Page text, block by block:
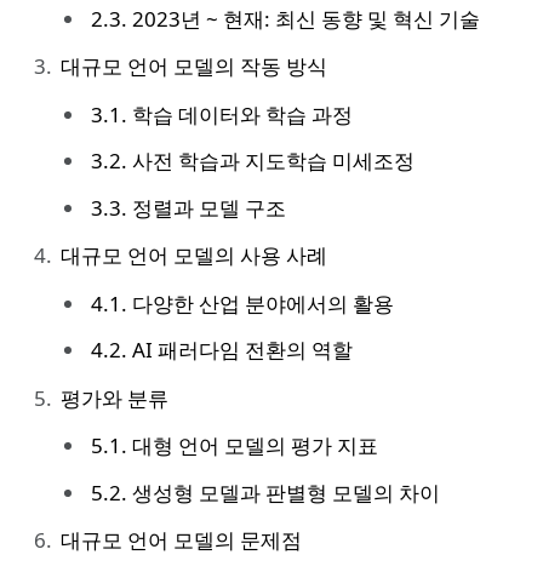
2.3. 2023년 ~ 현재: 최신 동향 및 혁신 기술
대규모 언어 모델의 작동 방식
3.1. 학습 데이터와 학습 과정
3.2. 사전 학습과 지도학습 미세조정
3.3. 정렬과 모델 구조
대규모 언어 모델의 사용 사례
4.1. 다양한 산업 분야에서의 활용
4.2. AI 패러다임 전환의 역할
평가와 분류
5.1. 대형 언어 모델의 평가 지표
5.2. 생성형 모델과 판별형 모델의 차이
대규모 언어 모델의 문제점